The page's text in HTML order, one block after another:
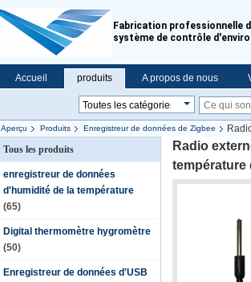
Fabrication professionnelle
système de contrôle
Accueil produits A propos de nous
Aperçu Produits Enregistreur de données de Zigbee
Tous les produits
enregistreur de données
d'humidité de la température
(65)
Digital thermomètre hygromètre
(50)
Enregistreur de données d'USB
Radio
température